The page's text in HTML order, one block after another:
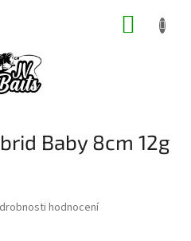
Baby 8cm 12g
hodnocení